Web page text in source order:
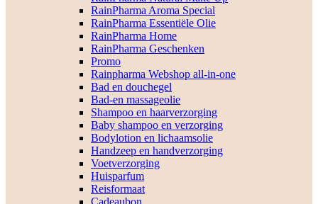
RainPharma Aroma Special
RainPharma Essentiële Olie
RainPharma Home
RainPharma Geschenken
Promo
Rainpharma Webshop all-in-one
Bad en douchegel
Bad-en massageolie
Shampoo en haarverzorging
Baby shampoo en verzorging
Bodylotion en lichaamsolie
Handzeep en handverzorging
Voetverzorging
Huisparfum
Reisformaat
Cadeaubon